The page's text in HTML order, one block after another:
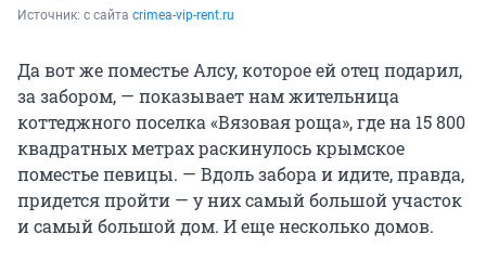
Источник: с сайта crimea-vip-rent.ru
Да вот же поместье Алсу, которое ей отец подарил,
за забором, — показывает нам жительница
коттеджного поселка «Вязовая роща», где на 15 800
квадратных метрах раскинулось крымское
поместье певицы. — Вдоль забора и идите, правда,
придется пройти — у них самый большой участок
и самый большой дом. И еще несколько домов.